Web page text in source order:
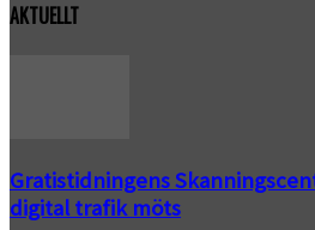
AKTUELLT
Gratistidningens
digital trafik möts